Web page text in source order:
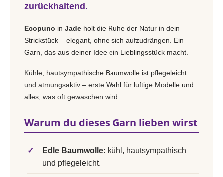
zurückhaltend.
Ecopuno in Jade holt die Ruhe der Natur in dein
Strickstück – elegant, ohne sich aufzudrängen. Ein
Garn, das aus deiner Idee ein Lieblingsstück macht.
Kühle, hautsympathische Baumwolle ist pflegeleicht
und atmungsaktiv – erste Wahl für luftige Modelle und
alles, was oft gewaschen wird.
Warum du dieses Garn lieben wirst
✓ Edle Baumwolle: kühl, hautsympathisch
und pflegeleicht.